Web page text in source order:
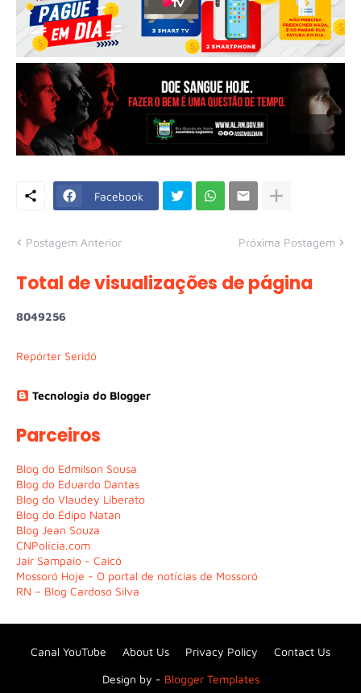
Facebook
Postagem Anterior Próxima Postagem
Total de visualizações de página
8049256
Repórter Seridó
Tecnologia do Blogger
Parceiros
Blog do Edmilson Sousa
Blog do Eduardo Dantas
Blog do Vlaudey Liberato
Blog do Édipo Natan
Blog Jean Souza
CNPolícia.com
Jair Sampaio - Caicó
Mossoró Hoje - O portal de notícias de Mossoró
RN – Blog Cardoso Silva
Design by - Blogger Templates
Canal YouTube About Us Privacy Policy Contact Us